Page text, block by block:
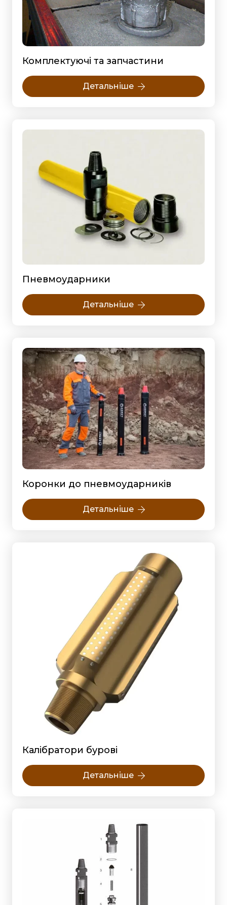
Комплектуючі та запчастини
Детальніше
Пневмоударники
Детальніше
Коронки до пневмоударників
Детальніше
Калібратори бурові
Детальніше